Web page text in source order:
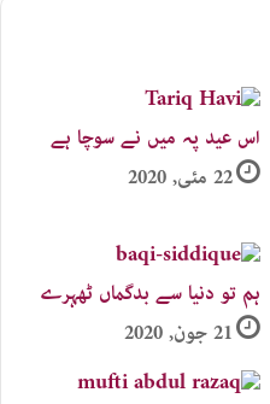
اس عید پہ میں نے سوچا ہے
22 مئی, 2020
ہم تو دنیا سے بدگماں ٹھہرے
21 جون, 2020